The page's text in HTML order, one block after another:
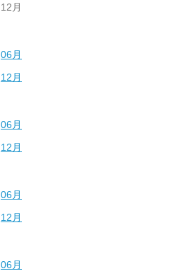
12月
06月
12月
06月
12月
06月
12月
06月